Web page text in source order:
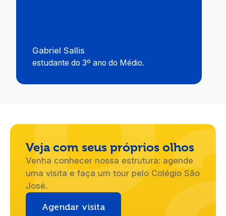
Gabriel Sallis
estudante do 3º ano do Médio.
Veja com seus próprios olhos
Venha conhecer nossa estrutura: agende
uma visita e faça um tour pelo Colégio São
José.
Agendar visita